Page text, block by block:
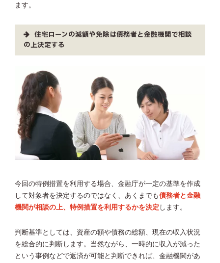
ます。
住宅ローンの減額や免除は債務者と金融機関で相談
の上決定する
今回の特例措置を利用する場合、金融庁が一定の基準を作成
して対象者を決定するのではなく、あくまでも債務者と金融
機関が相談の上、特例措置を利用するかを決定 します。
判断基準としては、資産の額や債務の総額、現在の収入状況
を総合的に判断します。当然ながら、一時的に収入が減った
という事例などで返済が可能と判断できれば、金融機関があ